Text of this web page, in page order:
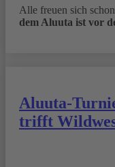
Alle freuen sich
dem Aluuta ist vor
Aluuta-
trifft